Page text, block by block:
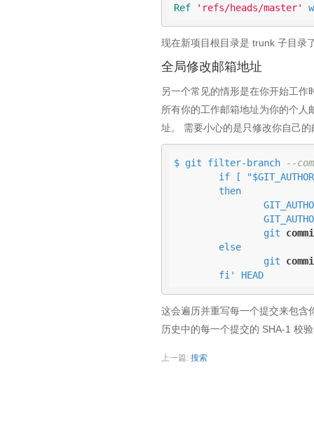
Ref
'refs/heads/master'
现在新项目根目录是 trunk 子目录
全局修改邮箱地址
另一个常见的情形是在你开始工
所有你的工作邮箱地址为你的个
址。 需要小心的是只修改你自己
$ git filter-branch
--
                git
                git
        fi' HEAD
这会遍历并重写每一个提交来包含
历史中的每一个提交的 SHA-1 校
上一篇: 搜索